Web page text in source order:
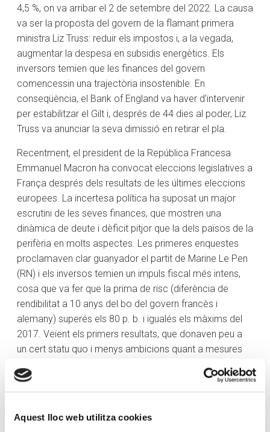
Aquest lloc web utilitza cookies
4,5 %, on va arribar el 2 de setembre del 2022. La causa
va ser la proposta del govern de la flamant primera
ministra Liz Truss: reduir els impostos i, a la vegada,
augmentar la despesa en subsidis energètics. Els
inversors temien que les finances del govern
comencessin una trajectòria insostenible. En
conseqüència, el Bank of England va haver d’intervenir
per estabilitzar el Gilt i, després de 44 dies al poder, Liz
Truss va anunciar la seva dimissió en retirar el pla.
Recentment, el president de la República Francesa
Emmanuel Macron ha convocat eleccions legislatives a
França després dels resultats de les últimes eleccions
europees. La incertesa política ha suposat un major
escrutini de les seves finances, que mostren una
dinàmica de deute i dèficit pitjor que la dels països de la
perifèria en molts aspectes. Les primeres enquestes
proclamaven clar guanyador el partit de Marine Le Pen
(RN) i els inversos temien un impuls fiscal més intens,
cosa que va fer que la prima de risc (diferència de
rendibilitat a 10 anys del bo del govern francès i
alemany) superés els 80 p. b. i igualés els màxims del
2017. Veient els primers resultats, que donaven peu a
un cert statu quo i menys ambicions quant a mesures